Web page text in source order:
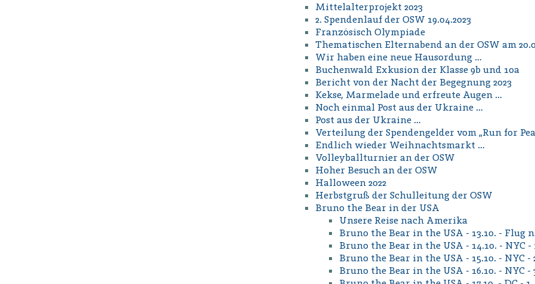
Mittelalterprojekt 2023
2. Spendenlauf der OSW 19.04.2023
Französisch Olympiade
Thematischen Elternabend an der OSW am
Wir haben eine neue Hausordung …
Buchenwald Exkusion der Klasse 9b und 10a
Bericht von der Nacht der Begegnung 2023
Kekse, Marmelade und erfreute Augen …
Noch einmal Post aus der Ukraine …
Post aus der Ukraine …
Verteilung der Spendengelder vom „Run for
Endlich wieder Weihnachtsmarkt …
Volleyballturnier an der OSW
Hoher Besuch an der OSW
Halloween 2022
Herbstgruß der Schulleitung der OSW
Bruno the Bear in der USA
Unsere Reise nach Amerika
Bruno the Bear in the USA - 13.10. - Flug
Bruno the Bear in the USA - 14.10. - NYC -
Bruno the Bear in the USA - 15.10. - NYC -
Bruno the Bear in the USA - 16.10. - NYC